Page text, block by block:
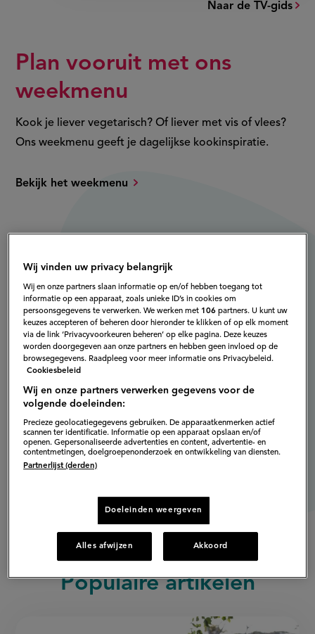
Naar de TV-gids
Plan vooruit met ons
weekmenu
Kook je liever vegetarisch? Of liever met vis of vlees?
Ons weekmenu geeft je dagelijkse kookinspiratie.
Bekijk het weekmenu
Populaire artikelen
Wij vinden uw privacy belangrijk
Wij en onze partners slaan informatie op en/of hebben toegang tot
informatie op een apparaat, zoals unieke ID’s in cookies om
persoonsgegevens te verwerken. We werken met 106 partners. U kunt uw
keuzes accepteren of beheren door hieronder te klikken of op elk moment
via de link ‘Privacyvoorkeuren beheren’ op elke pagina. Deze keuzes
worden doorgegeven aan onze partners en hebben geen invloed op de
browsegegevens. Raadpleeg voor meer informatie ons Privacybeleid.
Cookiesbeleid
Wij en onze partners verwerken gegevens voor de
volgende doeleinden:
Precieze geolocatiegegevens gebruiken. De apparaatkenmerken actief
scannen ter identificatie. Informatie op een apparaat opslaan en/of
openen. Gepersonaliseerde advertenties en content, advertentie- en
contentmetingen, doelgroepenonderzoek en ontwikkeling van diensten.
Partnerlijst (derden)
Doeleinden weergeven
Alles afwijzen Akkoord